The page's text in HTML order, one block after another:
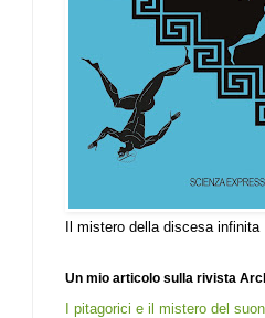
Il mistero della discesa infinita
Un mio articolo sulla rivista
I pitagorici e il mistero del